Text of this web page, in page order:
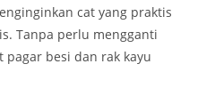
cat yang praktis
Tanpa perlu mengganti
pagar besi dan rak kayu